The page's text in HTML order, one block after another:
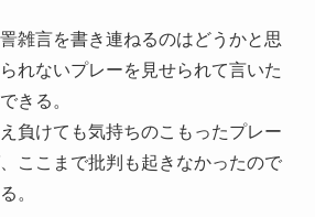
雑言を書き連ねるのはどうかと思
れないプレーを見せられて言いた
きる。
負けても気持ちのこもったプレー
ここまで批判も起きなかったので
。